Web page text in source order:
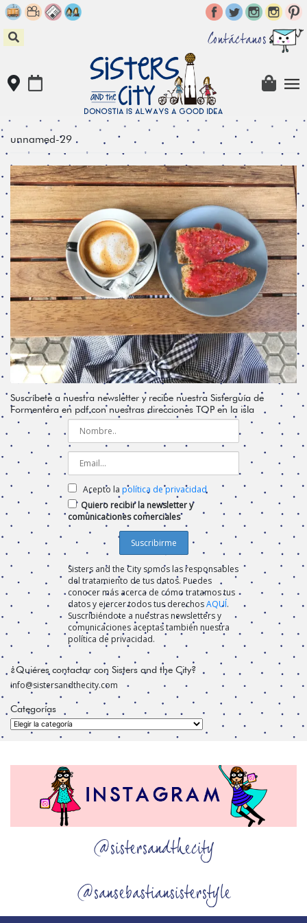
Skip
to
content
Contáctanos
unnamed-29
Suscríbete a nuestra newsletter y recibe nuestra Sisterguía de
Formentera en pdf con nuestras direcciones TOP en la isla
Acepto la política de privacidad
Quiero recibir la newsletter y
comunicaciones comerciales
Sisters and the City somos las responsables
del tratamiento de tus datos. Puedes
conocer más acerca de cómo tratamos tus
datos y ejercer todos tus derechosAQUÍ.
Suscribiéndote a nuestras newsletters y
comunicaciones aceptas también nuestra
política de privacidad.
¿Quiéres contactar con Sisters and the City?
info@sistersandthecity.com
Categorías
Categorías
@sistersandthecity
@sansebastiansisterstyle